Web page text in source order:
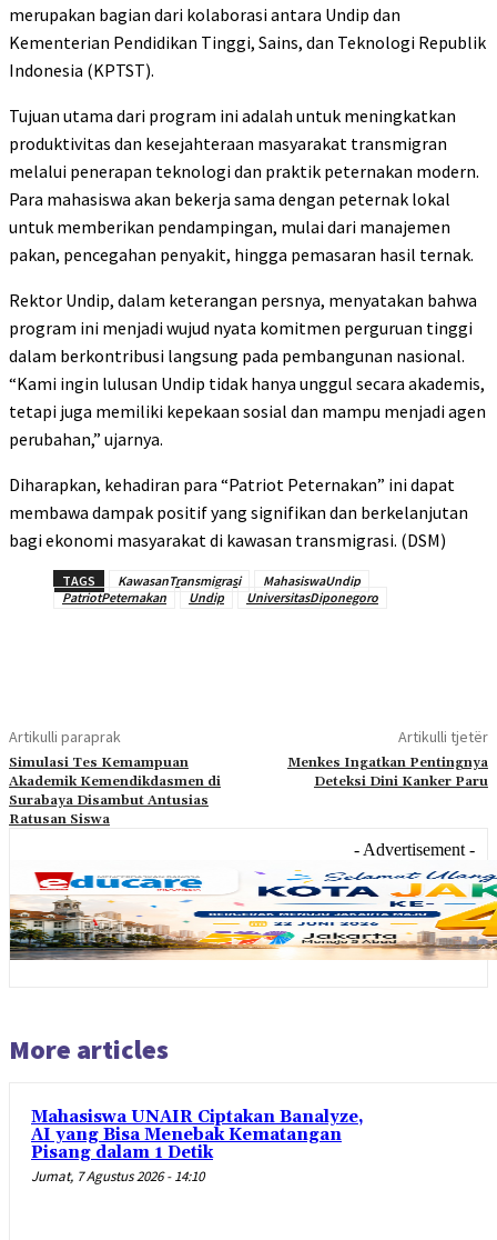
merupakan bagian dari kolaborasi antara Undip dan
Kementerian Pendidikan Tinggi, Sains, dan Teknologi Republik
Indonesia (KPTST).
Tujuan utama dari program ini adalah untuk meningkatkan
produktivitas dan kesejahteraan masyarakat transmigran
melalui penerapan teknologi dan praktik peternakan modern.
Para mahasiswa akan bekerja sama dengan peternak lokal
untuk memberikan pendampingan, mulai dari manajemen
pakan, pencegahan penyakit, hingga pemasaran hasil ternak.
Rektor Undip, dalam keterangan persnya, menyatakan bahwa
program ini menjadi wujud nyata komitmen perguruan tinggi
dalam berkontribusi langsung pada pembangunan nasional.
“Kami ingin lulusan Undip tidak hanya unggul secara akademis,
tetapi juga memiliki kepekaan sosial dan mampu menjadi agen
perubahan,” ujarnya.
Diharapkan, kehadiran para “Patriot Peternakan” ini dapat
membawa dampak positif yang signifikan dan berkelanjutan
bagi ekonomi masyarakat di kawasan transmigrasi. (DSM)
TAGS KawasanTransmigrasi
MahasiswaUndip
PatriotPeternakan
Undip UniversitasDiponegoro
Artikulli paraprak
Simulasi Tes Kemampuan
Akademik Kemendikdasmen di
Surabaya Disambut Antusias
Ratusan Siswa
Artikulli tjetër
Menkes Ingatkan Pentingnya
Deteksi Dini Kanker Paru
- Advertisement -
More articles
Mahasiswa UNAIR Ciptakan Banalyze,
AI yang Bisa Menebak Kematangan
Pisang dalam 1 Detik
Jumat, 7 Agustus 2026 - 14:10